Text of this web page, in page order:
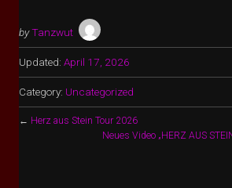
byTanzwut
Updated: April 17, 2026
Category: Uncategorized
← Herz aus Stein Tour 2026
Neues Video „HERZ AUS